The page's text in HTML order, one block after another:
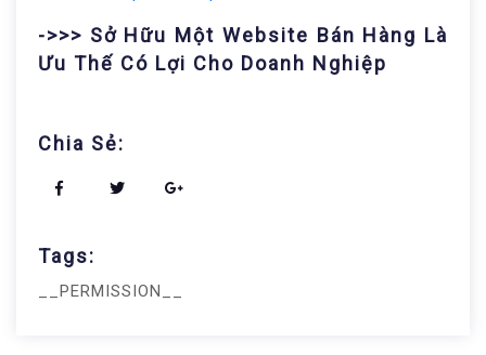
->>> Sở Hữu Một Website Bán Hàng Là
Ưu Thế Có Lợi Cho Doanh Nghiệp
Chia Sẻ:
Tags:
__PERMISSION__